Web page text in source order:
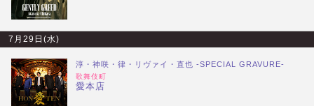
7月29日(水)
淳・神咲・律・リヴァイ・直也 -SPECIAL GRAVURE-
歌舞伎町
愛本店